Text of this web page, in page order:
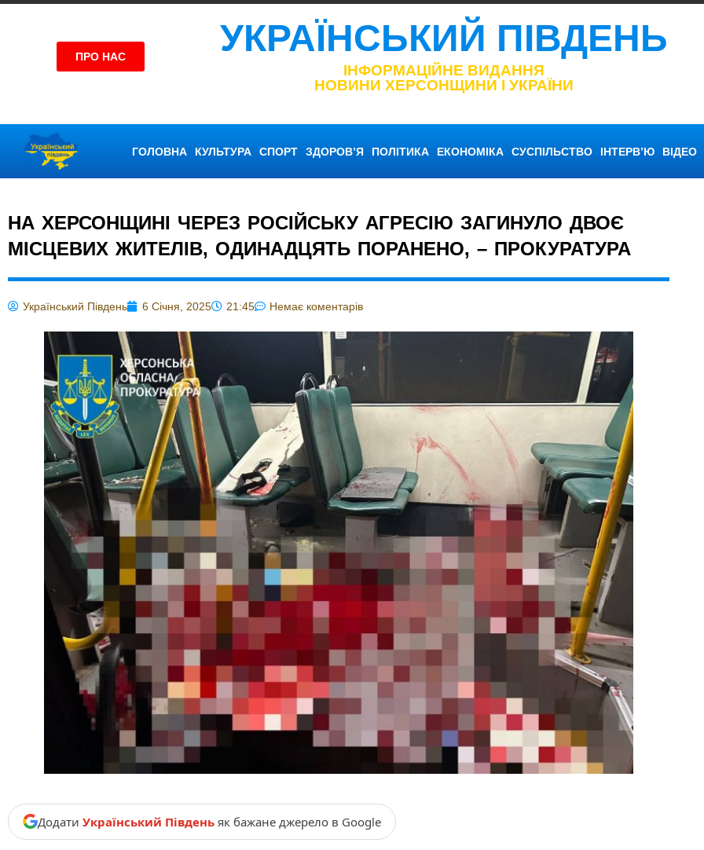
ПРО НАС УКРАЇНСЬКИЙ ПІВДЕНЬ
ІНФОРМАЦІЙНЕ ВИДАННЯ
НОВИНИ ХЕРСОНЩИНИ І УКРАЇНИ
ГОЛОВНА КУЛЬТУРА СПОРТ ЗДОРОВ’Я ПОЛІТИКА ЕКОНОМІКА СУСПІЛЬСТВО ІНТЕРВ’Ю ВІДЕО
НА ХЕРСОНЩИНІ ЧЕРЕЗ РОСІЙСЬКУ АГРЕСІЮ ЗАГИНУЛО ДВОЄ
МІСЦЕВИХ ЖИТЕЛІВ, ОДИНАДЦЯТЬ ПОРАНЕНО, – ПРОКУРАТУРА
Український Південь 6 Січня, 2025 21:45 Немає коментарів
Додати Український Південь як бажане джерело в Google